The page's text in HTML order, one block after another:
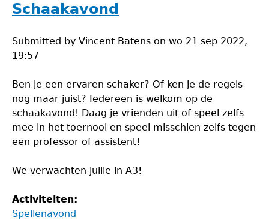
Schaakavond
Submitted by Vincent Batens on wo 21 sep 2022,
19:57
Ben je een ervaren schaker? Of ken je de regels
nog maar juist? Iedereen is welkom op de
schaakavond! Daag je vrienden uit of speel zelfs
mee in het toernooi en speel misschien zelfs tegen
een professor of assistent!
We verwachten jullie in A3!
Activiteiten:
Spellenavond